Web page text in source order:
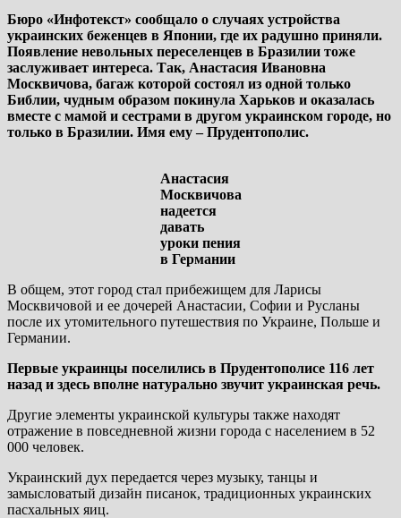
Бюро «Инфотекст» сообщало о случаях устройства
украинских беженцев в Японии, где их радушно приняли.
Появление невольных переселенцев в Бразилии тоже
заслуживает интереса. Так, Анастасия Ивановна
Москвичова, багаж которой состоял из одной только
Библии, чудным образом покинула Харьков и оказалась
вместе с мамой и сестрами в другом украинском городе, но
только в Бразилии. Имя ему – Прудентополис.
Анастасия
Москвичова
надеется
давать
уроки пения
в Германии
В общем, этот город стал прибежищем для Ларисы
Москвичовой и ее дочерей Анастасии, Софии и Русланы
после их утомительного путешествия по Украине, Польше и
Германии.
Первые украинцы поселились в Прудентополисе 116 лет
назад и здесь вполне натурально звучит украинская речь.
Другие элементы украинской культуры также находят
отражение в повседневной жизни города с населением в 52
000 человек.
Украинский дух передается через музыку, танцы и
замысловатый дизайн писанок, традиционных украинских
пасхальных яиц.